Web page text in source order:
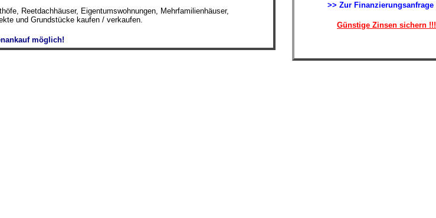
Reetdachhäuser, Eigentumswohnungen, Mehrfamilienhäuser,
und Grundstücke kaufen / verkaufen.
möglich!
>> Zur Finanzierungsanfrage
Günstige Zinsen sichern !!!